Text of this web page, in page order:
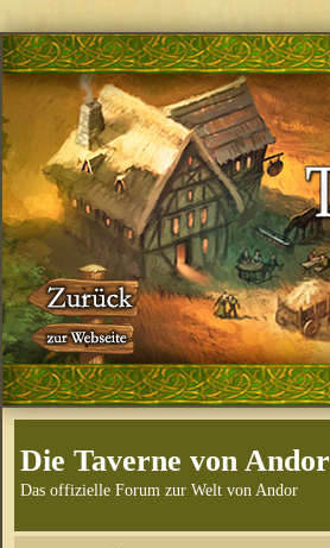
Die Taverne von Andor
Das offizielle Forum zur Welt von Andor